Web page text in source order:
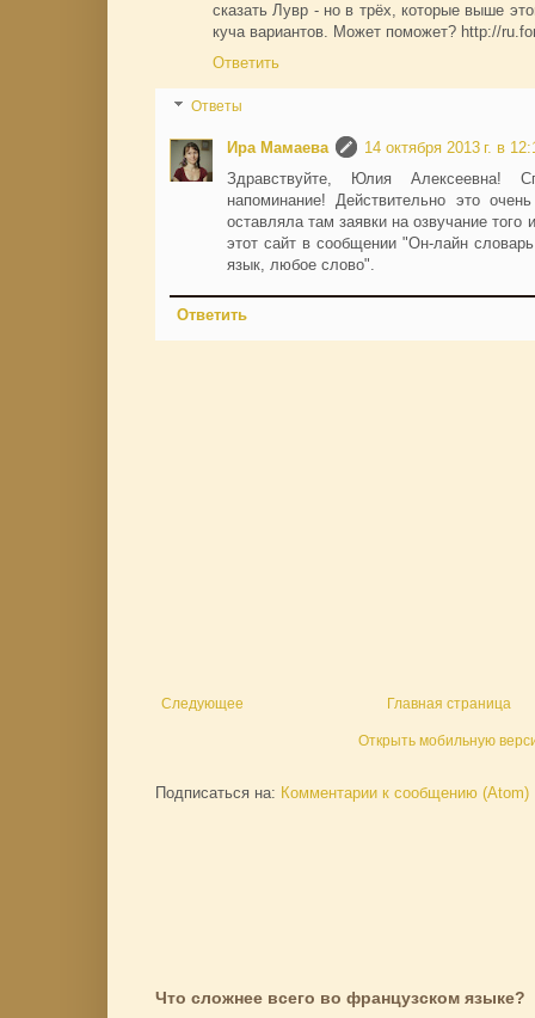
сказать Лувр - но в трёх, которые выше
куча вариантов. Может поможет? http://
Ответить
Ответы
Ира Мамаева
14 октября 2013 г. в
Здравствуйте, Юлия Алексеевна!
напоминание! Действительно это
оставляла там заявки на озвучание
этот сайт в сообщении "Он-лайн
язык, любое слово".
Ответить
Следующее Главная страница
Открыть мобильную
Подписаться на: Комментарии к сообщению (Atom)
Что сложнее всего во французском языке?